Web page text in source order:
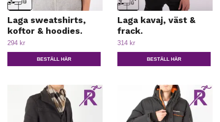
Laga sweatshirts,
koftor & hoodies.
294 kr
BESTÄLL HÄR
Laga kavaj, väst &
frack.
314 kr
BESTÄLL HÄR